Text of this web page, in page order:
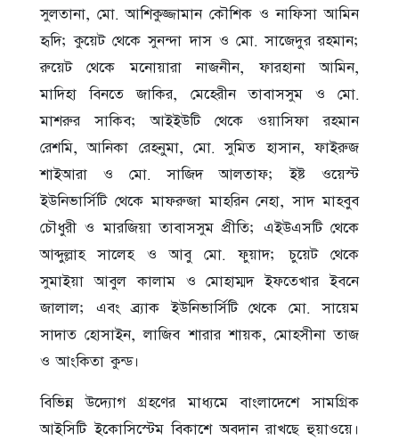
সুলতানা, মো. আশিকুজ্জামান কৌশিক ও নাফিসা আমিন
হৃদি; কুয়েট থেকে সুনন্দা দাস ও মো. সাজেদুর রহমান;
রুয়েট থেকে মনোয়ারা নাজনীন, ফারহানা আমিন,
মাদিহা বিনতে জাকির, মেহেরীন তাবাসসুম ও মো.
মাশরুর সাকিব; আইইউটি থেকে ওয়াসিফা রহমান
রেশমি, আনিকা রেহনুমা, মো. সুমিত হাসান, ফাইরুজ
শাইআরা ও মো. সাজিদ আলতাফ; ইষ্ট ওয়েস্ট
ইউনিভার্সিটি থেকে মাফরুজা মাহরিন নেহা, সাদ মাহবুব
চৌধুরী ও মারজিয়া তাবাসসুম প্রীতি; এইউএসটি থেকে
আব্দুল্লাহ সালেহ ও আবু মো. ফুয়াদ; চুয়েট থেকে
সুমাইয়া আবুল কালাম ও মোহাম্মদ ইফতেখার ইবনে
জালাল; এবং ব্র্যাক ইউনিভার্সিটি থেকে মো. সায়েম
সাদাত হোসাইন, লাজিব শারার শায়ক, মোহসীনা তাজ
ও আংকিতা কুন্ড।
বিভিন্ন উদ্যোগ গ্রহণের মাধ্যমে বাংলাদেশে সামগ্রিক
আইসিটি ইকোসিস্টেম বিকাশে অবদান রাখছে হুয়াওয়ে।